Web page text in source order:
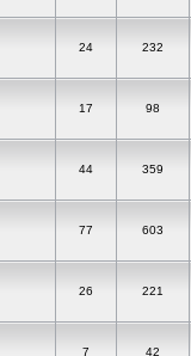
24 232
17 98
44 359
77 603
26 221
7 42